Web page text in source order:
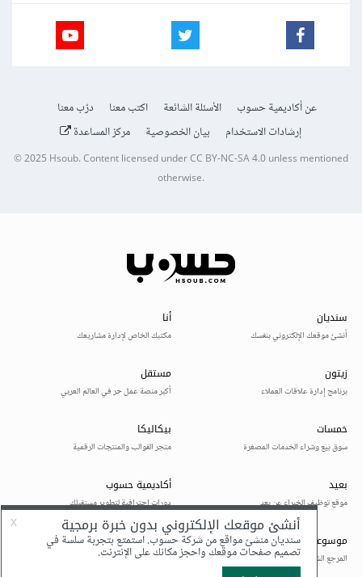
عن أكاديمية حسوب الأسئلة الشائعة اكتب معنا
درّب معنا
إرشادات الاستخدام
بيان الخصوصية مركز المساعدة
© 2025Hsoub.Content licensed underCC BY-NC-SA 4.0unless mentioned
otherwise.